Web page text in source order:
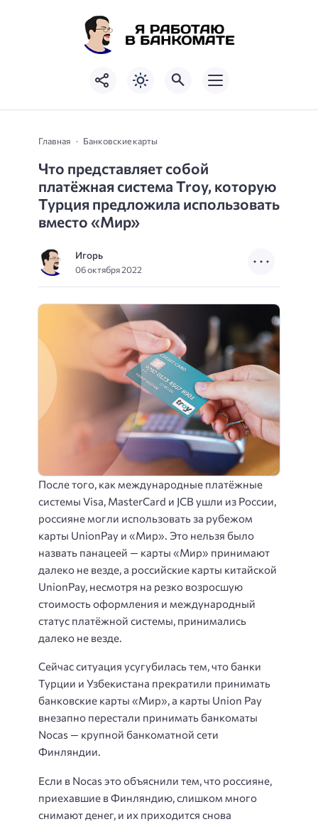
Главная Банковские карты
Что представляет собой
платёжная система Troy, которую
Турция предложила использовать
вместо «Мир»
Игорь
06 октября 2022
После того, как международные платёжные
системы Visa, MasterCard и JCB ушли из России,
россияне могли использовать за рубежом
карты UnionPay и «Мир». Это нельзя было
назвать панацеей — карты «Мир» принимают
далеко не везде, а российские карты китайской
UnionPay, несмотря на резко возросшую
стоимость оформления и международный
статус платёжной системы, принимались
далеко не везде.
Сейчас ситуация усугубилась тем, что банки
Турции и Узбекистана прекратили принимать
банковские карты «Мир», а карты Union Pay
внезапно перестали принимать банкоматы
Nocas — крупной банкоматной сети
Финляндии.
Если в Nocas это объяснили тем, что россияне,
приехавшие в Финляндию, слишком много
снимают денег, и их приходится снова